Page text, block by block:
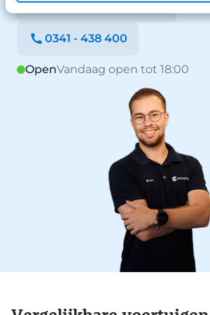
Stuur een WhatsApp
0341 - 438 400
OpenVandaag open tot 18:00